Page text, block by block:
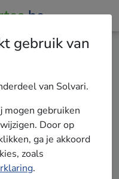
gebruik van
van Solvari.
mogen gebruiken
Door op
ga je akkoord
zoals
.
.be
B.V. (hierna
op het
van
indienen,